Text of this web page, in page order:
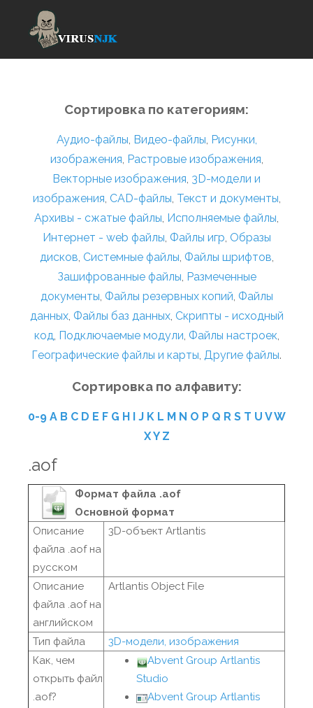
Сортировка по категориям:
Аудио-файлы, Видео-файлы, Рисунки,
изображения, Растровые изображения,
Векторные изображения, 3D-модели и
изображения, CAD-файлы, Текст и документы,
Архивы - сжатые файлы, Исполняемые файлы,
Интернет - web файлы, Файлы игр, Образы
дисков, Системные файлы, Файлы шрифтов,
Зашифрованные файлы, Размеченные
документы, Файлы резервных копий, Файлы
данных, Файлы баз данных, Скрипты - исходный
код, Подключаемые модули, Файлы настроек,
Географические файлы и карты, Другие файлы.
Сортировка по алфавиту:
0-9 A B C D E F G H I J K L M N O P Q R S T U VW
XY Z
.aof
Формат файла .aof
Основной формат
Описание
файла .aof на
русском
3D-объект Artlantis
Описание
файла .aof на
английском
Artlantis Object File
Тип файла
3D-модели, изображения
Как, чем
открыть файл
.aof?
Abvent Group Artlantis
Studio
Abvent Group Artlantis